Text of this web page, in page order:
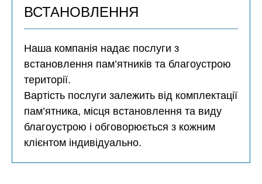
ВСТАНОВЛЕННЯ
Наша компанія надає послуги з
встановлення пам’ятників та благоустрою
території.
Вартість послуги залежить від комплектації
пам’ятника, місця встановлення та виду
благоустрою і обговорюється з кожним
клієнтом індивідуально.